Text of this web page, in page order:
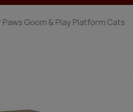
Paws Goom & Play Platform Cats